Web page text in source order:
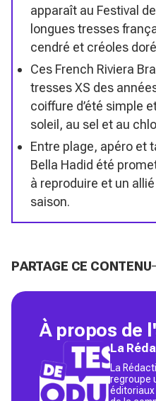
apparaît au Festival
longues tresses
cendré et créoles
Ces French Riviera
tresses XS des
coiffure d’été simple
soleil, au sel et au
Entre plage, apéro et
Bella Hadid été
à reproduire et un
saison.
PARTAGE CE CONTENU
À propos de
La
La
regroupe